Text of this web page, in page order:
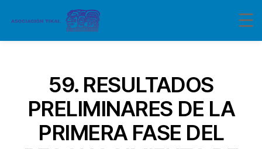
59. RESULTADOS
PRELIMINARES DE LA
PRIMERA FASE DEL